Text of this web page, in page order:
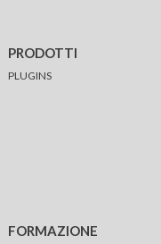
PRODOTTI
PLUGINS
FORMAZIONE